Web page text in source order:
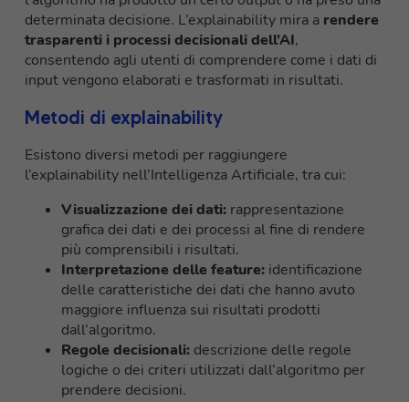
determinata decisione. L’explainability mira a rendere
trasparenti i processi decisionali dell’AI,
consentendo agli utenti di comprendere come i dati di
input vengono elaborati e trasformati in risultati.
Metodi di explainability
Esistono diversi metodi per raggiungere
l’explainability nell’Intelligenza Artificiale, tra cui:
Visualizzazione dei dati: rappresentazione
grafica dei dati e dei processi al fine di rendere
più comprensibili i risultati.
Interpretazione delle feature: identificazione
delle caratteristiche dei dati che hanno avuto
maggiore influenza sui risultati prodotti
dall’algoritmo.
Regole decisionali: descrizione delle regole
logiche o dei criteri utilizzati dall’algoritmo per
prendere decisioni.